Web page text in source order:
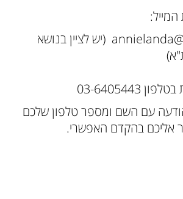
annielanda@tauex.tau.ac.il (יש לציין בנושא
6405443
עם השם ומספר טלפון שלכם
אליכם בהקדם האפשרי.